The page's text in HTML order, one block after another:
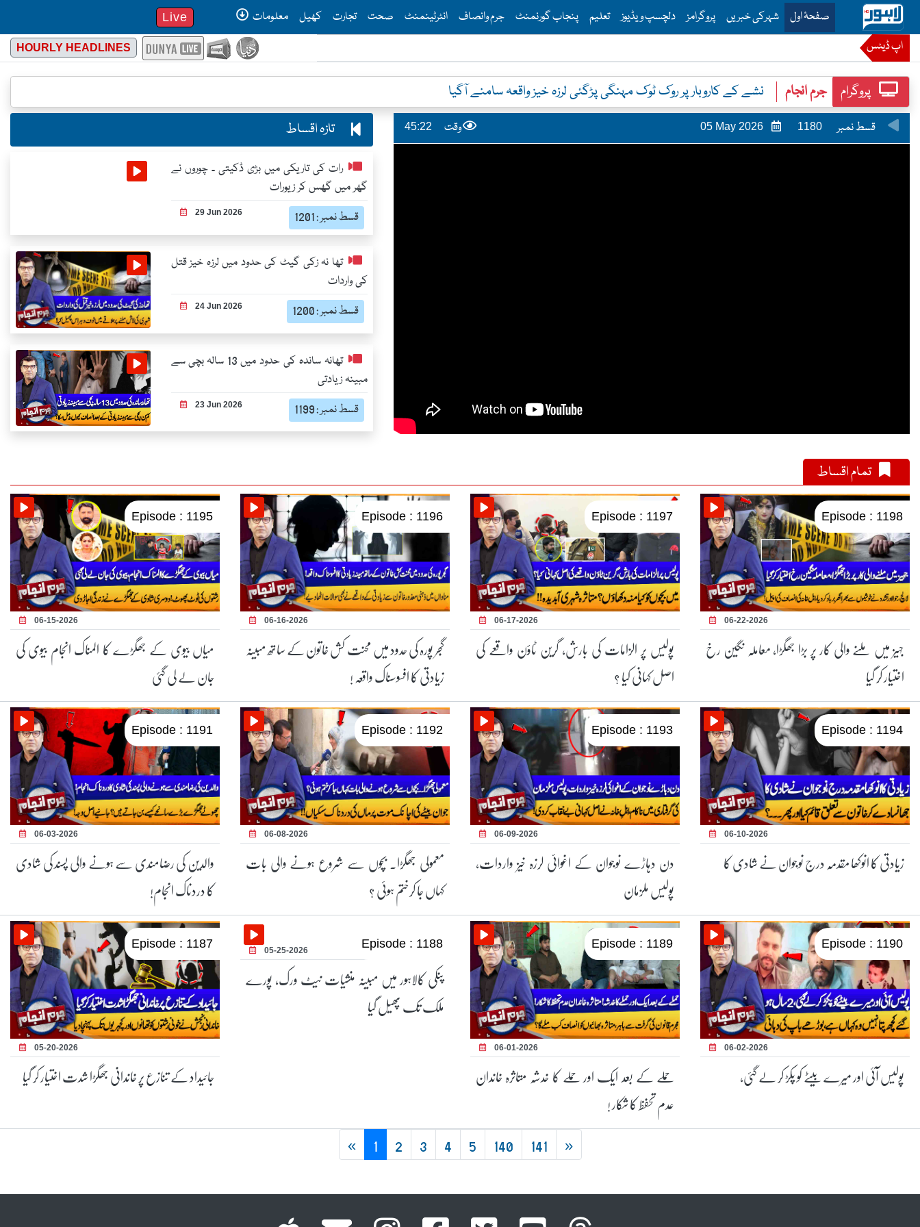
صفحۂ اولThis is the main menu for Lahore News
شہرکی خبریں پروگرامز دلچسپ ویڈیوز تعلیم پنجاب گورنمنٹ جرم وانصاف انٹرٹینمنٹ صحت تجارت کھیل معلومات Live
اپ ڈیٹس HOURLY HEADLINES
پروگرام جرم انجام نشے کے کاروبار پر روک ٹوک مہنگی پڑگئی لرزہ خیز واقعہ سامنے آگیا
قسط نمبر 1180
05 May 2026 وقت 45:22 تازہ اقساط
رات کی تاریکی میں بڑی ڈکیتی ۔ چوروں نے
گھر میں گھس کر زیورات
29 Jun 2026 قسط نمبر : 1201
تھا نہ زکی گیٹ کی حدود میں لرزہ خیز قتل
کی واردات
24 Jun 2026 قسط نمبر : 1200
تھانہ ساندہ کی حدود میں 13 سالہ بچی سے
مبینہ زیادتی
23 Jun 2026 قسط نمبر : 1199
تمام اقساط
Episode : 1198
06-22-2026
جہیز میں ملنے والی کار پر بڑا جھگڑا، معاملہ نگین رخ
اختیار کر گیا
Episode : 1197
06-17-2026
پولیس پر الزامات کی بارش، گرین ٹاؤن واقعے کی
اصل کہانی کیا ؟
Episode : 1196
06-16-2026
گجر پورہ کی حدود میں محنت کش خاتون کے ساتھ مبینہ
زیادتی کا افسوسناک واقعہ !
Episode : 1195
06-15-2026
میاں بیوی کے جھگڑے کا المناک انجام بیوی کی
جان لے لی گئی
Episode : 1194
06-10-2026
زیادتی کا انوکھا مقدمہ درج نوجوان نے شادی کا
Episode : 1193
06-09-2026
دن دہاڑے نوجوان کے اغوائی لرزہ خیز واردات،
پولیس ملزمان
Episode : 1192
06-08-2026
معمولی جھگڑا۔ بچوں سے شروع ہونے والی بات
کہاں جا کرختم ہوئی ؟
Episode : 1191
06-03-2026
والدین کی رضامندی سے ہونے والی پسند کی شادی
کا دردناک انجام!
Episode : 1190
06-02-2026
پولیس آئی اور میرے بیٹے کو پکڑ کر لے گئی،
Episode : 1189
06-01-2026
حملے کے بعد ایک اور حملے کا خدشہ متاثرہ خاندان
عدم تحفظ کا شکار !
Episode : 1188
05-25-2026
پنکی کالاہور میں مبینہ منشیات نیٹ ورک، پورے
ملک تک پھیل گیا
Episode : 1187
05-20-2026
جائیداد کے تنازع پر خاندانی جھگڑا شدت اختیار کر گیا
« 1 2 3 4 5 140 141 »